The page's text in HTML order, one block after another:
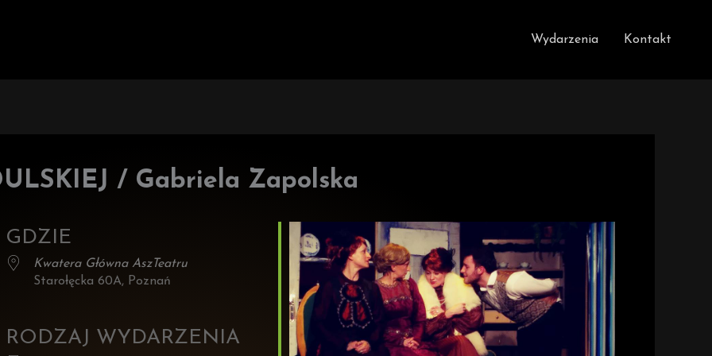
Wydarzenia Kontakt
/ Gabriela Zapolska
Google Office 365 Outlook Live
GDZIE
Kwatera Główna AszTeatru
Starołęcka 60A, Poznań
RODZAJ WYDARZENIA